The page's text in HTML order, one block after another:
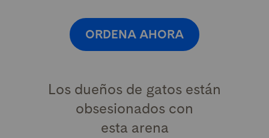
ORDENA AHORA
Los dueños de gatos están
obsesionados con
esta arena